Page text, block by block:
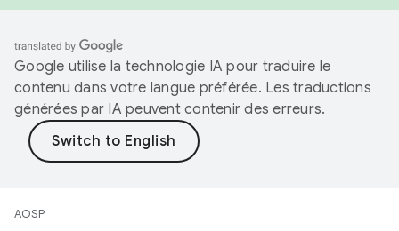
Google utilise la technologie IA pour traduire le
contenu dans votre langue préférée. Les traductions
générées par IA peuvent contenir des erreurs.
AOSP